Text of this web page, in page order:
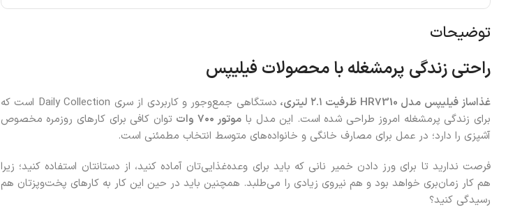
توضیحات
راحتیزندگی پرمشغله با محصولات فیلیپس
غذاساز فیلیپس مدل ظرفیت ۲.۱ لیتری،
دستگاهی جمع‌وجور و کاربردی از سری Daily Collection است که
برای زندگی پرمشغله امروز طراحی شده است. این مدل با موتور ۷۰۰ وات توان کافی برای کارهای روزمره مخصوص
آشپزی را دارد؛ در عمل برای مصارف خانگی و خانواده‌های متوسط انتخاب مطمئنی است.
فرصت ندارید تا برای ورز دادن خمیر نانی که باید برای وعده‌غذایی‌تان آماده کنید، از دستانتان استفاده کنید؛ زیرا
هم کار زمان‌بری خواهد بود و هم نیروی زیادی را می‌طلبد. همچنین باید در حین این کار به کارهای پخت‌وپزتان هم
رسیدگی کنید؟